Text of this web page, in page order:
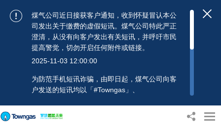
煤气公司近日接获客户通知，收到怀疑冒认本公
司发出关于缴费的虚假短讯。煤气公司特此严正
澄清，从没有向客户发出有关短讯，并呼吁市民
提高警觉，切勿开启任何附件或链接。
2025-11-03 12:00:00
为防范手机短讯诈骗，由即日起，煤气公司向客
户发送的短讯均以「#Towngas」、